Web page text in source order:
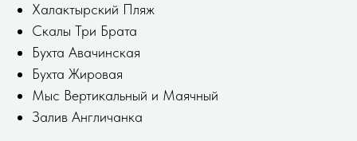
Халактырский Пляж
Скалы Три Брата
Бухта Авачинская
Бухта Жировая
Мыс Вертикальный и Маячный
Залив Англичанка